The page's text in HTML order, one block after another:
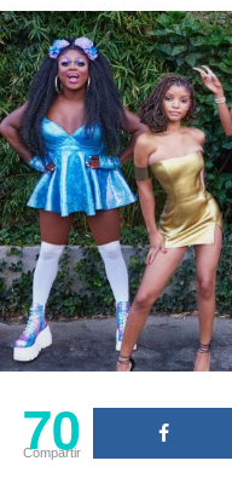
70
Compartir